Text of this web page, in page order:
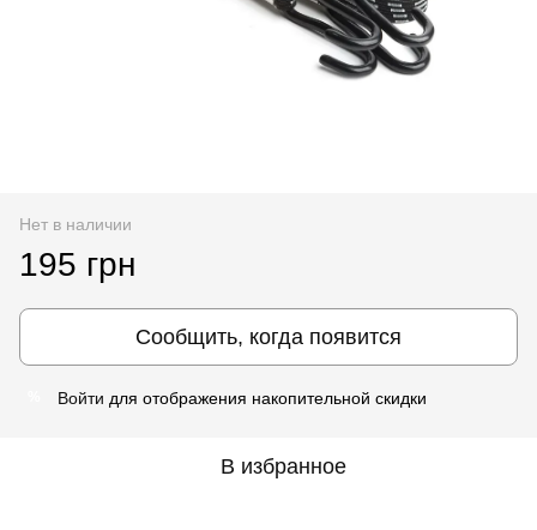
Нет в наличии
195 грн
Сообщить, когда появится
Войти для отображения накопительной скидки
В избранное